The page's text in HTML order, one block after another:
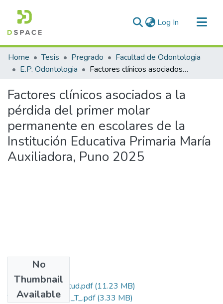
Log In (current)
Communities & Collections
All of DSpace
Home Tesis Pregrado
Facultad de Odontologia
E.P. Odontologia
Factores clínicos asociados a la pérdida del primer molar permanente en escolares de la Institución Educativa Primaria María Auxiliadora, Puno 2025
Factores clínicos asociados a la
pérdida del primer molar
permanente en escolares de la
Institución Educativa Primaria María
Auxiliadora, Puno 2025
No
Thumbnail
Available
Grado de Similitud.pdf(11.23 MB)
T036_72945542_T_.pdf(3.33 MB)